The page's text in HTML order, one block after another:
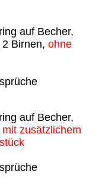
auf Becher,
2 Birnen, ohne
auf Becher,
mit zusätzlichem